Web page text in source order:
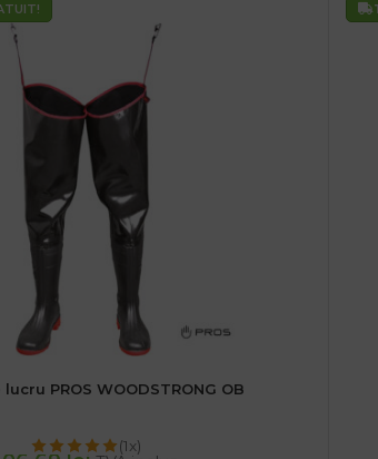
PROS WOODSTRONG OB
(1x)